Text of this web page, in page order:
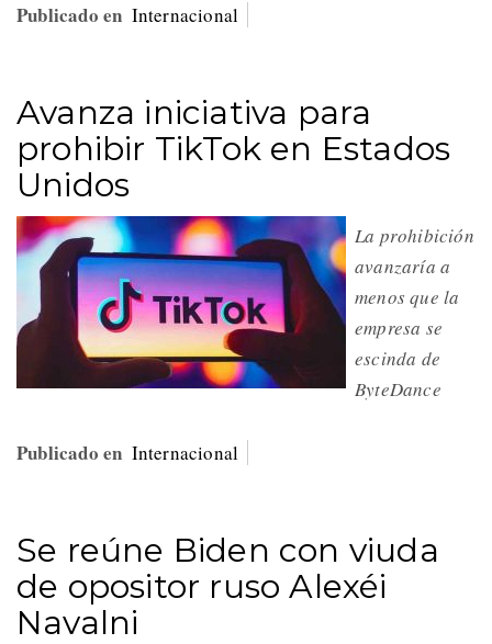
Publicado en Internacional
Avanza iniciativa para
prohibir TikTok en Estados
Unidos
La prohibición
avanzaría a
menos que la
empresa se
escinda de
ByteDance
Publicado en Internacional
Se reúne Biden con viuda
de opositor ruso Alexéi
Navalni